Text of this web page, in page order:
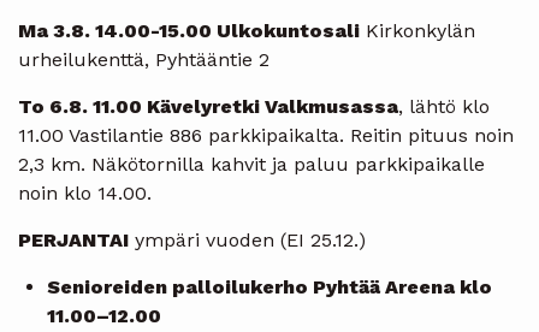
Ma 3.8. 14.00-15.00 Ulkokuntosali Kirkonkylän
urheilukenttä, Pyhtääntie 2
To 6.8. 11.00 Kävelyretki Valkmusassa, lähtö klo
11.00 Vastilantie 886 parkkipaikalta. Reitin pituus noin
2,3 km. Näkötornilla kahvit ja paluu parkkipaikalle
noin klo 14.00.
PERJANTAI ympäri vuoden (EI 25.12.)
Senioreiden palloilukerho Pyhtää Areena klo
11.00–12.00